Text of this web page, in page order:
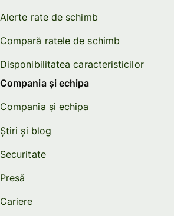
Alerte rate de schimb
Compară ratele de schimb
Disponibilitatea caracteristicilor
Compania și echipa
Compania și echipa
Știri și blog
Securitate
Presă
Cariere